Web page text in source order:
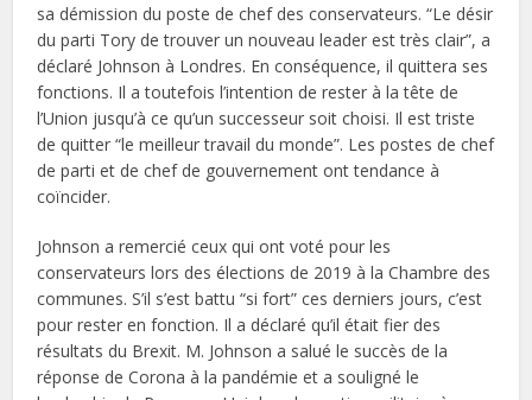
sa démission du poste de chef des conservateurs. “Le désir
du parti Tory de trouver un nouveau leader est très clair”, a
déclaré Johnson à Londres. En conséquence, il quittera ses
fonctions. Il a toutefois l’intention de rester à la tête de
l’Union jusqu’à ce qu’un successeur soit choisi. Il est triste
de quitter “le meilleur travail du monde”. Les postes de chef
de parti et de chef de gouvernement ont tendance à
coïncider.
Johnson a remercié ceux qui ont voté pour les
conservateurs lors des élections de 2019 à la Chambre des
communes. S’il s’est battu “si fort” ces derniers jours, c’est
pour rester en fonction. Il a déclaré qu’il était fier des
résultats du Brexit. M. Johnson a salué le succès de la
réponse de Corona à la pandémie et a souligné le